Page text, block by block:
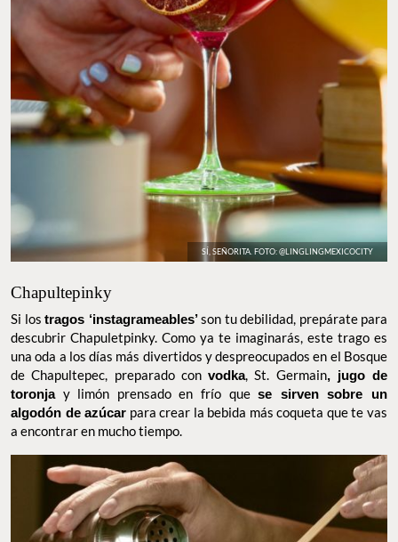
Chapultepinky
Si lostragos ‘instagrameables’ son tu debilidad, prepárate para
descubrir Chapuletpinky. Como ya te imaginarás, este trago es
una oda a los días más divertidos y despreocupados en el Bosque
de Chapultepec, preparado con
, jugo de
y limón prensado en frío que
se sirven sobre un algodón
de azúcarpara crear la bebida más coqueta que te vas a
encontrar en mucho tiempo.